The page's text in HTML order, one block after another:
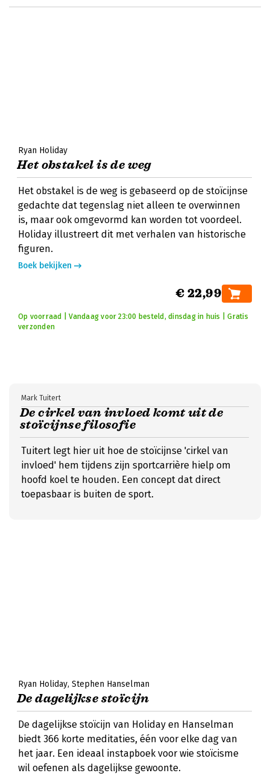
Ryan Holiday
Het obstakel is de weg
Het obstakel is de weg is gebaseerd op de stoïcijnse
gedachte dat tegenslag niet alleen te overwinnen
is, maar ook omgevormd kan worden tot voordeel.
Holiday illustreert dit met verhalen van historische
figuren.
Boek bekijken
€ 22,99
Op voorraad | Vandaag voor 23:00 besteld, dinsdag in huis | Gratis
verzonden
De cirkel van invloed komt uit de
stoïcijnse filosofie
Mark Tuitert
Tuitert legt hier uit hoe de stoïcijnse 'cirkel van
invloed' hem tijdens zijn sportcarrière hielp om
hoofd koel te houden. Een concept dat direct
toepasbaar is buiten de sport.
Ryan Holiday Stephen Hanselman
De dagelijkse stoïcijn
De dagelijkse stoïcijn van Holiday en Hanselman
biedt 366 korte meditaties, één voor elke dag van
het jaar. Een ideaal instapboek voor wie stoïcisme
wil oefenen als dagelijkse gewoonte.